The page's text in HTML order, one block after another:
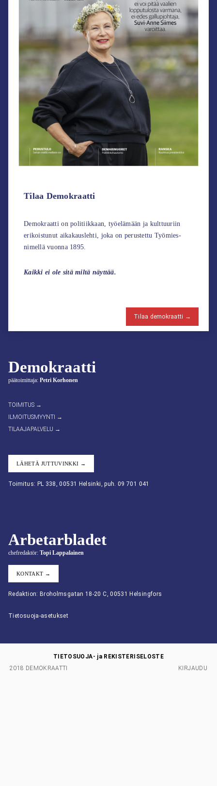
Demokraatti
päätoimittaja: Petri Korhonen
TOIMITUS →
ILMOITUSMYYNTI →
TILAAJAPALVELU →
LÄHETÄ JUTTUVINKKI →
Toimitus: PL 338, 00531 Helsinki, puh. 09 701 041
Arbetarbladet
chefredaktör: Topi Lappalainen
KONTAKT →
Redaktion: Broholmsgatan 18-20 C, 00531 Helsingfors
Tietosuoja-asetukset
Tilaa Demokraatti
Demokraatti on politiikkaan, työelämään ja kulttuuriin
erikoistunut aikakauslehti, joka on perustettu Työmies-
nimellä vuonna 1895.
Kaikki ei ole sitä miltä näyttää.
Tilaa demokraatti →
2018 DEMOKRAATTI
TIETOSUOJA- ja REKISTERISELOSTE
KIRJAUDU